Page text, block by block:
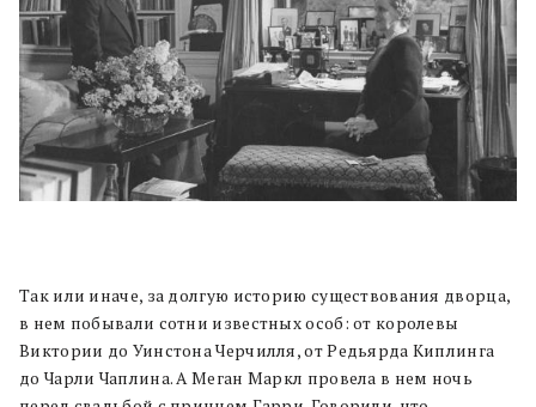
Так или иначе, за долгую историю существования дворца,
в нем побывали сотни известных особ: от королевы
Виктории до Уинстона Черчилля, от Редьярда Киплинга
до Чарли Чаплина. А Меган Маркл провела в нем ночь